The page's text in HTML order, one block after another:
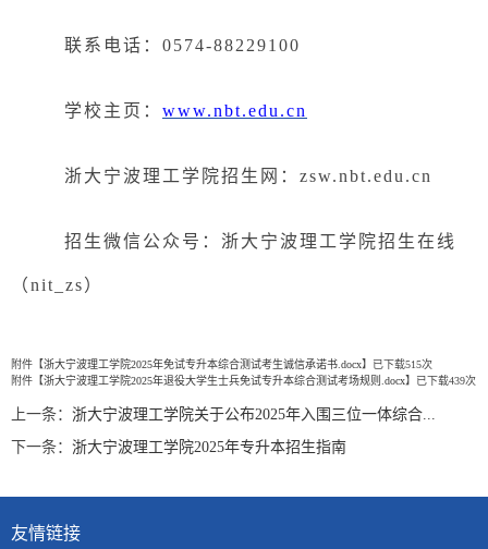
联系电话： 0574-88229100
学校主页： www.nbt.edu.cn
浙大宁波理工学院招生网： zsw.nbt.edu.cn
招生微信公众号：浙大宁波理工学院招生在线
（nit_zs）
附件【浙大宁波理工学院2025年免试专升本综合测试考生诚信承诺书.docx】已下载515次
附件【浙大宁波理工学院2025年退役大学生士兵免试专升本综合测试考场规则.docx】已下载439次
上一条： 浙大宁波理工学院关于公布2025年入围三位一体综合...
下一条： 浙大宁波理工学院2025年专升本招生指南
友情链接